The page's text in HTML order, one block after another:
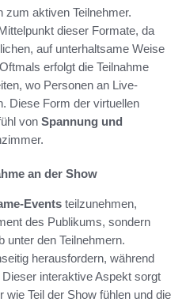
aktiven Teilnehmer.
dieser Formate, da
auf unterhaltsame Weise
erfolgt die Teilnahme
wo Personen an Live-
Diese Form der virtuellen
von Spannung und
an der Show
Events teilzunehmen,
des Publikums, sondern
unter den Teilnehmern.
herausfordern, während
interaktive Aspekt sorgt
Teil der Show fühlen und die